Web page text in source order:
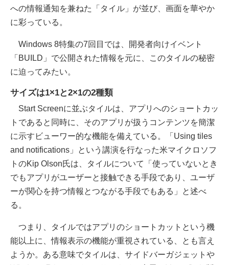
への情報通知を兼ねた「タイル」が並び、画面を華やか
に彩っている。
Windows 8特集の7回目では、開発者向けイベント
「BUILD」で公開された情報を元に、このタイルの秘密
に迫ってみたい。
サイズは1×1と2×1の2種類
Start Screenに並ぶタイルは、アプリへのショートカッ
トであると同時に、そのアプリが扱うコンテンツを簡潔
に示すビューワー的な機能を備えている。「Using tiles
and notifications」という講演を行なった米マイクロソフ
トのKip Olson氏は、タイルについて「使っていないとき
でもアプリがユーザーと接触できる手段であり、ユーザ
ーが関心を持つ情報とつながる手段でもある」と述べ
る。
つまり、タイルではアプリのショートカットという機
能以上に、情報表示の機能が重視されている、とも言え
ようか。ある意味でタイルは、サイドバーガジェットや